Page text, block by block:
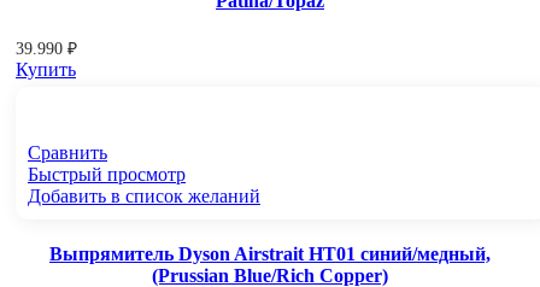
39.990 ₽
Купить
Сравнить
Быстрый просмотр
Добавить в список желаний
Выпрямитель Dyson Airstrait HT01 синий/медный,
(Prussian Blue/Rich Copper)